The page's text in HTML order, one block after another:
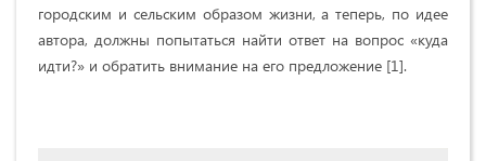
городским и сельским образом жизни, а теперь, по идее
автора, должны попытаться найти ответ на вопрос «куда
идти?» и обратить внимание на его предложение [1].